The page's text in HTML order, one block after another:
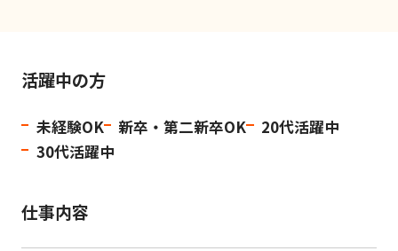
活躍中の方
未経験OK 新卒・第二新卒OK
20代活躍中
30代活躍中
仕事内容